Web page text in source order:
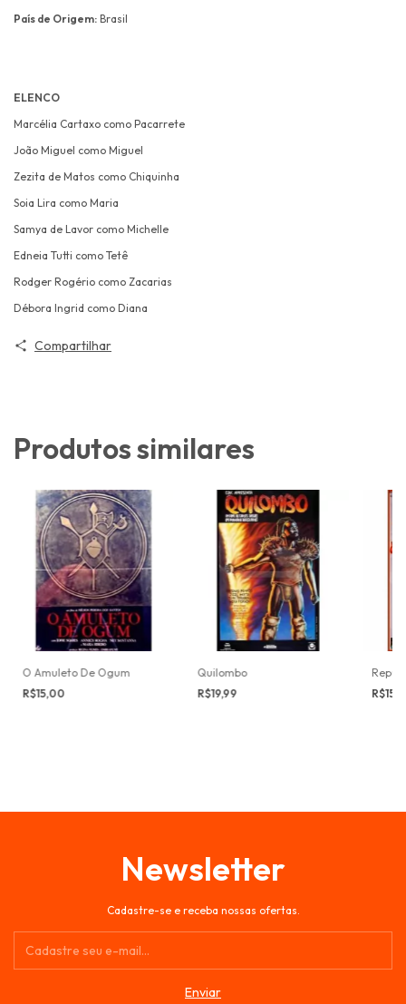
País de Origem: Brasil
ELENCO
Marcélia Cartaxo como Pacarrete
João Miguel como Miguel
Zezita de Matos como Chiquinha
Soia Lira como Maria
Samya de Lavor como Michelle
Edneia Tutti como Tetê
Rodger Rogério como Zacarias
Débora Ingrid como Diana
Compartilhar
Produtos similares
O Amuleto De Ogum
R$15,00
Quilombo
R$19,99
Newsletter
Cadastre-se e receba nossas ofertas.